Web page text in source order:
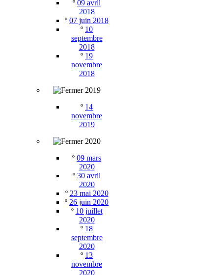
º 09 avril
2018
º 07 juin 2018
º 10
septembre
2018
º 19
novembre
2018
2019
º 14
novembre
2019
2020
º 09 mars
2020
º 30 avril
2020
º 23 mai 2020
º 26 juin 2020
º 10 juillet
2020
º 18
septembre
2020
º 13
novembre
2020